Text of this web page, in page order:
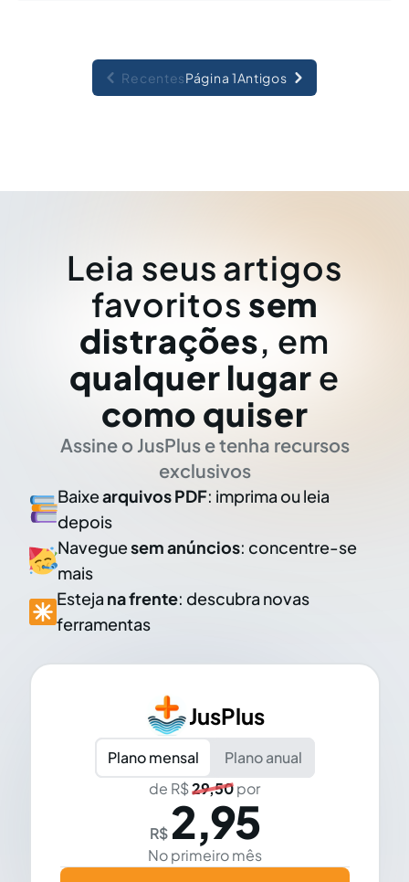
RecentesPágina 1Antigos
Leia seus artigos
favoritos sem
distrações, em
qualquer lugar e
como quiser
Assine o JusPlus e tenha recursos
exclusivos
Baixearquivos PDF: imprima ou leia
depois
Naveguesem anúncios: concentre-se
mais
Esteja na frente: descubra novas
ferramentas
JusPlus
Plano mensal
Plano anual
de R$29,50por
R$ 2,95
No primeiro mês